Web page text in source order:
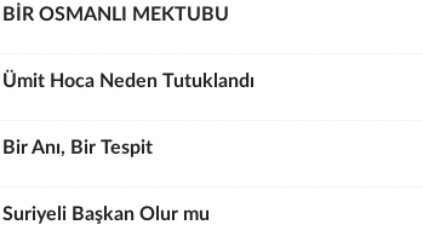
BİR OSMANLI MEKTUBU
Ümit Hoca Neden Tutuklandı
Bir Anı, Bir Tespit
Suriyeli Başkan Olur mu